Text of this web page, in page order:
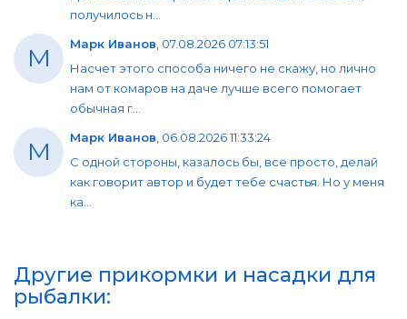
получилось н...
М Марк Иванов 07.08.2026 07:13:51
Насчет этого способа ничего не скажу, но лично
нам от комаров на даче лучше всего помогает
обычная г...
М Марк Иванов 06.08.2026 11:33:24
С одной стороны, казалось бы, все просто, делай
как говорит автор и будет тебе счастья. Но у меня
ка...
Другие прикормки и насадки для
рыбалки: